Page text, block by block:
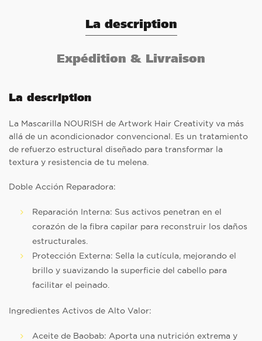
La description
Expédition & Livraison
La description
La Mascarilla NOURISH de Artwork Hair Creativity va más
allá de un acondicionador convencional. Es un tratamiento
de refuerzo estructural diseñado para transformar la
textura y resistencia de tu melena.
Doble Acción Reparadora:
Reparación Interna: Sus activos penetran en el
corazón de la fibra capilar para reconstruir los daños
estructurales.
Protección Externa: Sella la cutícula, mejorando el
brillo y suavizando la superficie del cabello para
facilitar el peinado.
Ingredientes Activos de Alto Valor:
Aceite de Baobab: Aporta una nutrición extrema y